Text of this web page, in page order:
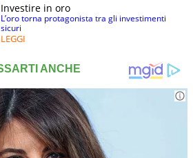
Investire in oro
L’oro torna protagonista tra gli investimenti
sicuri
LEGGI